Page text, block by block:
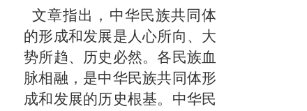
文章指出，中华民族共同体
的形成和发展是人心所向、大
势所趋、历史必然。各民族血
脉相融，是中华民族共同体形
成和发展的历史根基。中华民